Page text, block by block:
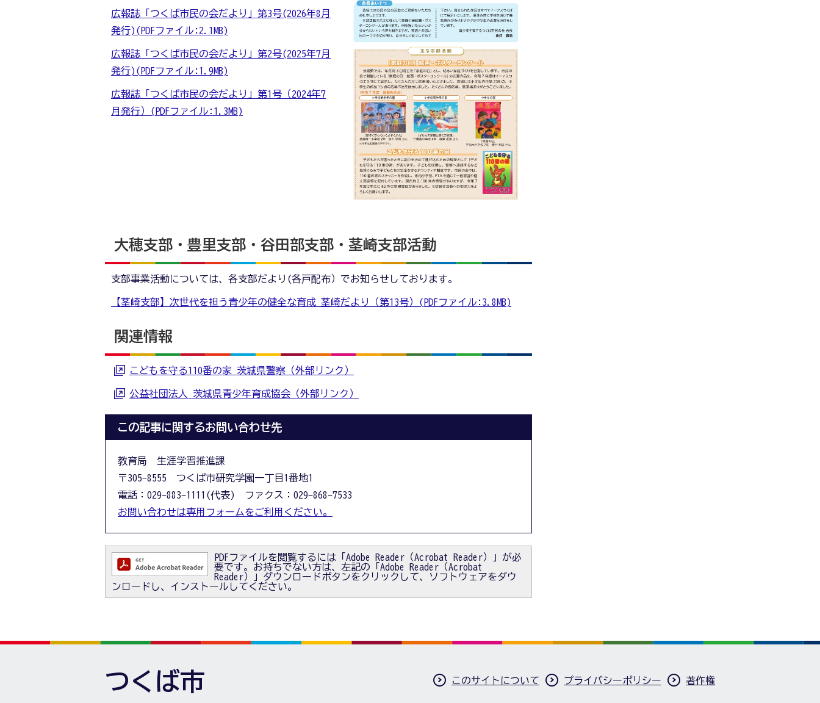
広報誌「つくば市民の会だより」第3号(2026年8月
発行)(PDFファイル:2.1MB)
広報誌「つくば市民の会だより」第2号(2025年7月
発行)(PDFファイル:1.9MB)
広報誌「つくば市民の会だより」第1号（2024年7
月発行）(PDFファイル:1.3MB)
大穂支部・豊里支部・谷田部支部・茎崎支部活動
支部事業活動については、各支部だより(各戸配布）でお知らせしております。
【茎崎支部】次世代を担う青少年の健全な育成 茎崎だより（第13号）(PDFファイル:3.8MB)
関連情報
こどもを守る110番の家 茨城県警察（外部リンク）
公益社団法人 茨城県青少年育成協会（外部リンク）
この記事に関するお問い合わせ先
教育局 生涯学習推進課
〒305-8555 つくば市研究学園一丁目1番地1
電話：029-883-1111(代表) ファクス：029-868-7533
お問い合わせは専用フォームをご利用ください。
PDFファイルを閲覧するには「Adobe Reader（Acrobat Reader）」が必
要です。お持ちでない方は、左記の「Adobe Reader（Acrobat
Reader）」ダウンロードボタンをクリックして、ソフトウェアをダウ
ンロードし、インストールしてください。
つくば市 このサイトについて プライバシーポリシー 著作権